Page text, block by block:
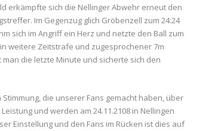
erkämpfte sich die Nellinger Abwehr erneut den
Im Gegenzug glich Gröbenzell zum 24:24
sich im Angriff ein Herz und netzte den Ball zum
weitere Zeitstrafe und zugesprochener 7m
die letzte Minute und sicherte sich den
die unserer Fans gemacht haben, über
und werden am 24.11.2108 in Nellingen
Einstellung und den Fans im Rücken ist dies auf